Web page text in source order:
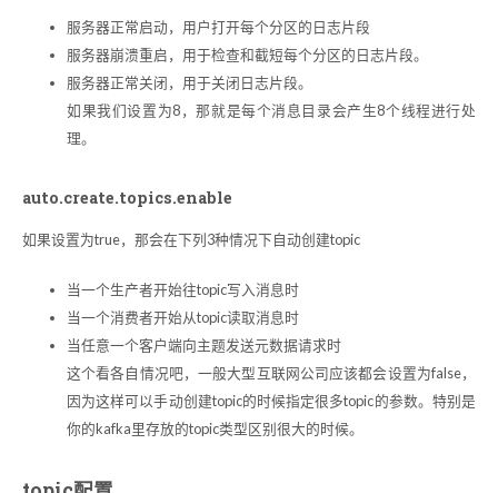
服务器正常启动，用户打开每个分区的日志片段
服务器崩溃重启，用于检查和截短每个分区的日志片段。
服务器正常关闭，用于关闭日志片段。
如果我们设置为8，那就是每个消息目录会产生8个线程进行处
理。
auto.create.topics.enable
如果设置为true，那会在下列3种情况下自动创建topic
当一个生产者开始往topic写入消息时
当一个消费者开始从topic读取消息时
当任意一个客户端向主题发送元数据请求时
这个看各自情况吧，一般大型互联网公司应该都会设置为false，
因为这样可以手动创建topic的时候指定很多topic的参数。特别是
你的kafka里存放的topic类型区别很大的时候。